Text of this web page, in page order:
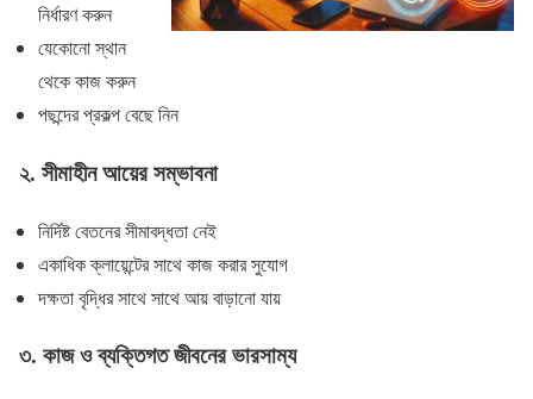
নির্ধারণ করুন
যেকোনো স্থান
থেকে কাজ করুন
পছন্দের প্রকল্প বেছে নিন
২. সীমাহীন আয়ের সম্ভাবনা
নির্দিষ্ট বেতনের সীমাবদ্ধতা নেই
একাধিক ক্লায়েন্টের সাথে কাজ করার সুযোগ
দক্ষতা বৃদ্ধির সাথে সাথে আয় বাড়ানো যায়
৩. কাজ ও ব্যক্তিগত জীবনের ভারসাম্য